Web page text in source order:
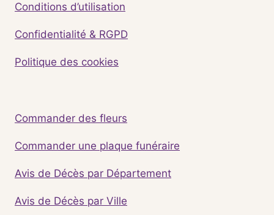
Conditions d’utilisation
Confidentialité & RGPD
Politique des cookies
Commander des fleurs
Commander une plaque funéraire
Avis de Décès par Département
Avis de Décès par Ville